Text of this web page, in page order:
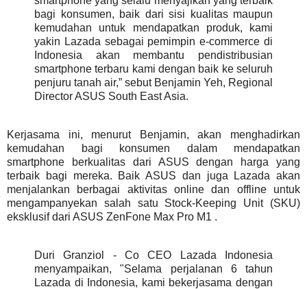
bagi konsumen, baik dari sisi kualitas maupun
kemudahan untuk mendapatkan produk, kami
yakin Lazada sebagai pemimpin e-commerce di
Indonesia akan membantu pendistribusian
smartphone terbaru kami dengan baik ke seluruh
penjuru tanah air,” sebut Benjamin Yeh, Regional
Director ASUS South East Asia.
Kerjasama ini, menurut Benjamin, akan menghadirkan
kemudahan bagi konsumen dalam mendapatkan
smartphone berkualitas dari ASUS dengan harga yang
terbaik bagi mereka. Baik ASUS dan juga Lazada akan
menjalankan berbagai aktivitas online dan offline untuk
mengampanyekan salah satu Stock-Keeping Unit (SKU)
eksklusif dari ASUS ZenFone Max Pro M1 .
Duri Granziol - Co CEO Lazada Indonesia
menyampaikan, "Selama perjalanan 6 tahun
Lazada di Indonesia, kami bekerjasama dengan